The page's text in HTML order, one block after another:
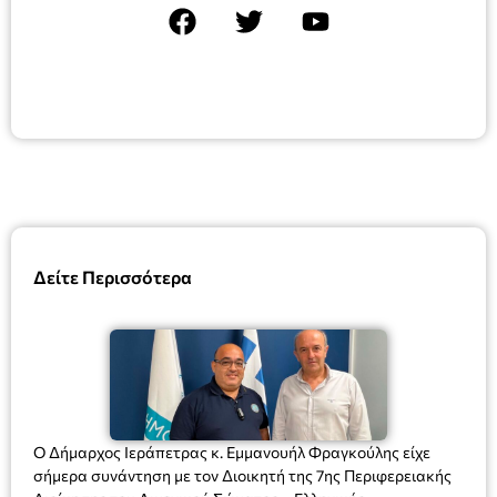
Δείτε Περισσότερα
Ο Δήμαρχος Ιεράπετρας κ. Εμμανουήλ Φραγκούλης είχε
σήμερα συνάντηση με τον Διοικητή της 7ης Περιφερειακής